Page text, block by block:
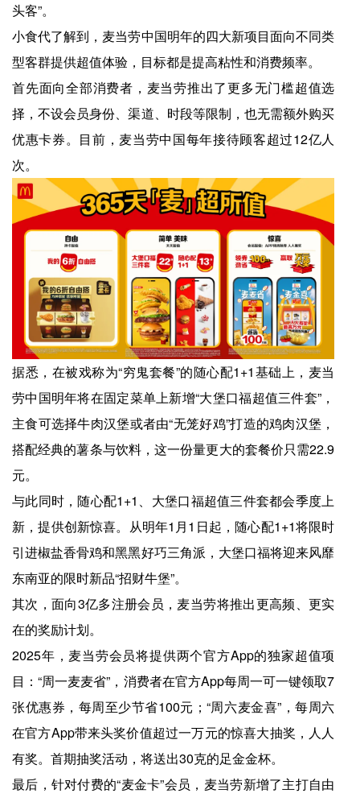
头客”。
小食代了解到，麦当劳中国明年的四大新项目面向不同类
型客群提供超值体验，目标都是提高粘性和消费频率。
首先面向全部消费者，麦当劳推出了更多无门槛超值选
择，不设会员身份、渠道、时段等限制，也无需额外购买
优惠卡券。目前，麦当劳中国每年接待顾客超过12亿人
次。
据悉，在被戏称为“穷鬼套餐”的随心配1+1基础上，麦当
劳中国明年将在固定菜单上新增“大堡口福超值三件套”，
主食可选择牛肉汉堡或者由“无笼好鸡”打造的鸡肉汉堡，
搭配经典的薯条与饮料，这一份量更大的套餐价只需22.9
元。
与此同时，随心配1+1、大堡口福超值三件套都会季度上
新，提供创新惊喜。从明年1月1日起，随心配1+1将限时
引进椒盐香骨鸡和黑黑好巧三角派，大堡口福将迎来风靡
东南亚的限时新品“招财牛堡”。
其次，面向3亿多注册会员，麦当劳将推出更高频、更实
在的奖励计划。
2025年，麦当劳会员将提供两个官方App的独家超值项
目：“周一麦麦省”，消费者在官方App每周一可一键领取7
张优惠券，每周至少节省100元；“周六麦金喜”，每周六
在官方App带来头奖价值超过一万元的惊喜大抽奖，人人
有奖。首期抽奖活动，将送出30克的足金金杯。
最后，针对付费的“麦金卡”会员，麦当劳新增了主打自由